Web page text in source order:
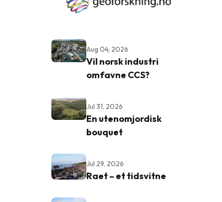
Aug 04, 2026
Vil norsk industri
omfavne CCS?
Jul 31, 2026
En utenomjordisk
bouquet
Jul 29, 2026
Raet – et tidsvitne